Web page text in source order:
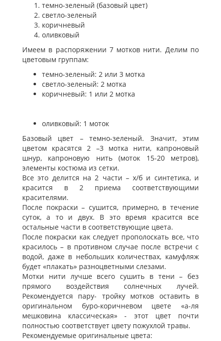
темно-зеленый (базовый цвет)
светло-зеленый
коричневый
оливковый
Имеем в распоряжении 7 мотков нити. Делим по
цветовым группам:
темно-зеленый: 2 или 3 мотка
светло-зеленый: 2 мотка
коричневый: 1 или 2 мотка
оливковый: 1 моток
Базовый цвет – темно-зеленый. Значит, этим
цветом красятся 2 –3 мотка нити, капроновый
шнур, капроновую нить (моток 15-20 метров),
элементы костюма из сетки.
Все это делится на 2 части – х/б и синтетика, и
красится в 2 приема соответствующими
красителями.
После покраски – сушится, примерно, в течение
суток, а то и двух. В это время красится все
остальные части в соответствующие цвета.
После покраски как следует прополоскать все, что
красилось – в противном случае после встречи с
водой, даже в небольших количествах, камуфляж
будет «плакать» разноцветными слезами.
Мотки нити лучше всего сушить в тени – без
прямого воздействия солнечных лучей.
Рекомендуется пару- тройку мотков оставить в
оригинальном буро-коричневом цвете «а-ля
мешковина классическая» - этот цвет почти
полностью соответствует цвету пожухлой травы.
Рекомендуемые оригинальные цвета: